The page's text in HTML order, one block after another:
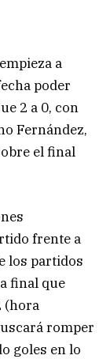
a
poder
2 a 0, con
Fernández,
el final
frente a
los partidos
final que
(hora
romper
goles en lo